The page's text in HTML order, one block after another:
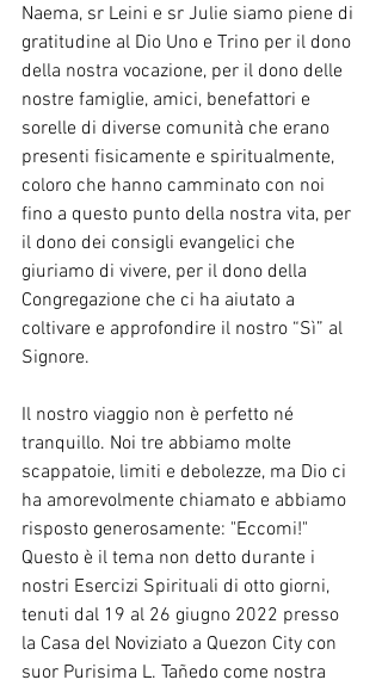
Naema, sr Leini e sr Julie siamo piene di
gratitudine al Dio Uno e Trino per il dono
della nostra vocazione, per il dono delle
nostre famiglie, amici, benefattori e
sorelle di diverse comunità che erano
presenti fisicamente e spiritualmente,
coloro che hanno camminato con noi
fino a questo punto della nostra vita, per
il dono dei consigli evangelici che
giuriamo di vivere, per il dono della
Congregazione che ci ha aiutato a
coltivare e approfondire il nostro “Sì” al
Signore.
Il nostro viaggio non è perfetto né
tranquillo. Noi tre abbiamo molte
scappatoie, limiti e debolezze, ma Dio ci
ha amorevolmente chiamato e abbiamo
risposto generosamente: "Eccomi!"
Questo è il tema non detto durante i
nostri Esercizi Spirituali di otto giorni,
tenuti dal 19 al 26 giugno 2022 presso
la Casa del Noviziato a Quezon City con
suor Purisima L. Tañedo come nostra